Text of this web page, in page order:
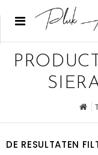
DE RESULTATEN